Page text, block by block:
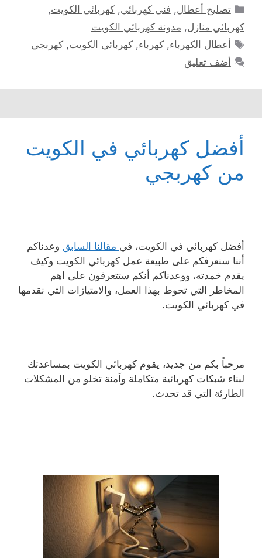
التصنيفات
تصليح أعطال, فني كهربائي,كهربائي الكويت,
كهربائي منازل, مدونة كهربائي الكويت
الوسوم
أعطال الكهرباء,كهرباء,كهربائي الكويت,كهربجي
أضف تعليق
أفضل كهربائي في الكويت
من كهربجي
أفضل كهربائي في الكويت، في مقالنا السابق وعدناكم
أننا سنعرفكم على طبيعة عمل كهربائي الكويت وكيف
يقدم خمدته، ووعدناكم أنكم ستتعرفون على اهم
المخاطر التي تحوط بهذا العمل، والامتيازات التي نقدمها
في كهربائي الكويت.
مرحباً بكم من جديد، يقوم كهربائي الكويت بمساعدتك
لبناء شبكات كهربائية متكاملة وآمنة تخلو من المشكلات
الطارئة التي قد تحدث.